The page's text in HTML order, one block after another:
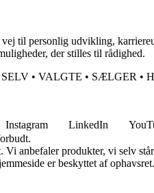
til personlig udvikling,
der stilles til rådighed.
SELV • VALGTE • SÆLGER •
Instagram LinkedIn
anbefaler produkter, vi selv
er beskyttet af